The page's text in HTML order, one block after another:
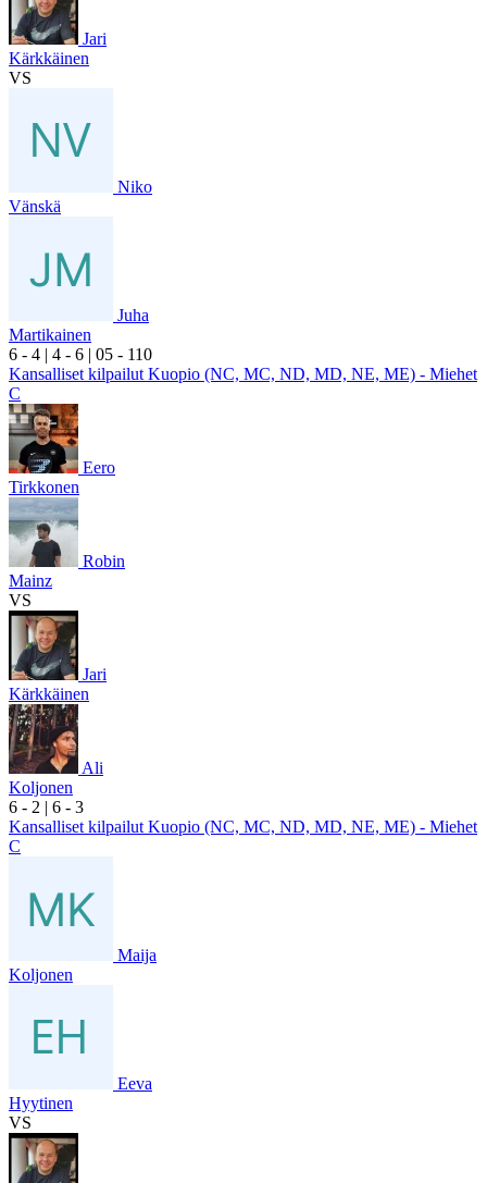
Jari
Kärkkäinen
VS
Niko
Vänskä
Juha
Martikainen
6 - 4 | 4 - 6 | 05 - 110
Kansalliset kilpailut Kuopio (NC, MC, ND, MD, NE, ME) - Miehet
C
Eero
Tirkkonen
Robin
Mainz
VS
Jari
Kärkkäinen
Ali
Koljonen
6 - 2 | 6 - 3
Kansalliset kilpailut Kuopio (NC, MC, ND, MD, NE, ME) - Miehet
C
Maija
Koljonen
Eeva
Hyytinen
VS